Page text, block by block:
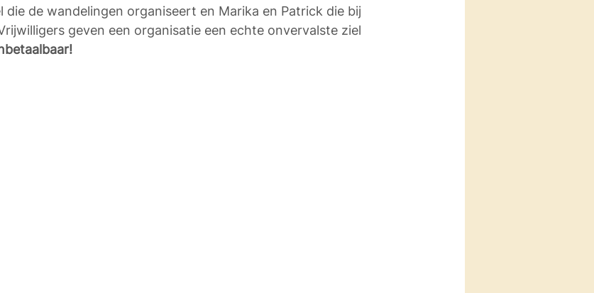
die de wandelingen organiseert en Marika en Patrick die bij
geven een organisatie een echte onvervalste ziel